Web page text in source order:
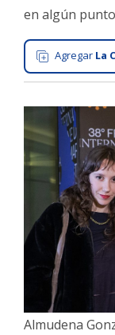
Interés
General
La
Ciudad
Deportes
Arte
y
Espectáculos
Policiales
Cartelera
Fotos
Familia
Clasificados
en algún
Agregar La
Almudena